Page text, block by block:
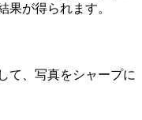
果が得られます。
て、写真をシャープに